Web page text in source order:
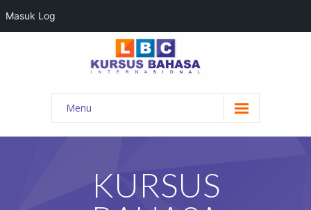
Menu
HOME
KONTAK KAMI
KURSUS
Masuk Log